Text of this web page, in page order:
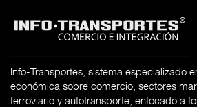
Info-Transportes, sistema especializado
económica sobre comercio, sectores
ferroviario y autotransporte, enfocado a